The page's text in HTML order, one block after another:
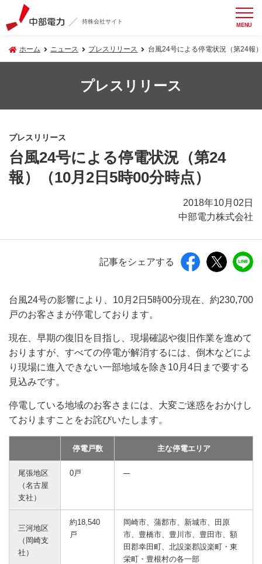
持株会社サイト MENU
ホーム ニュース プレスリリース 台風24号による停電状況（第24報
プレスリリース
プレスリリース
台風24号による停電状況（第24
報）（10月2日5時00分時点）
2018年10月02日
中部電力株式会社
記事をシェアする
台風24号の影響により、10月2日5時00分現在、約230,700
戸のお客さまが停電しております。
現在、早期の復旧を目指し、現場確認や復旧作業を進めて
おりますが、すべての停電が解消するには、倒木などによ
り現場に進入できない一部地域を除き10月4日まで要する
見込みです。
停電している地域のお客さまには、大変ご迷惑をおかけし
ておりますことをお詫びいたします。
停電戸数 主な停電エリア
尾張地区
（名古屋
支社）
0戸
三河地区
（岡崎支
社）
約18,540
戸
岡崎市、蒲郡市、新城市、田原
市、豊橋市、豊川市、豊田市、額
田郡幸田町、北設楽郡設楽町・東
栄町・豊根村の各一部